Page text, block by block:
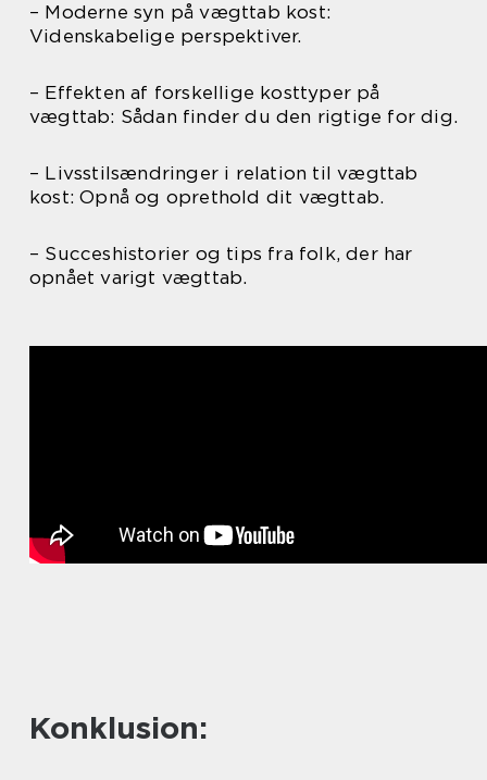
– Moderne syn på vægttab kost:
Videnskabelige perspektiver.
– Effekten af forskellige kosttyper på
vægttab: Sådan finder du den rigtige for dig.
– Livsstilsændringer i relation til vægttab
kost: Opnå og oprethold dit vægttab.
– Succeshistorier og tips fra folk, der har
opnået varigt vægttab.
Konklusion: